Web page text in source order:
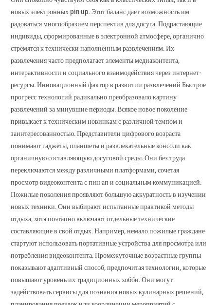
новых электронных pin up. Этот баланс дает возможность им
радоваться многообразием перспектив для досуга. Подрастающие
индивиды, сформированные в электронной атмосфере, органично
стремятся к технически наполненным развлечениям. Их
развлечения часто предполагает элементы медиаконтента,
интерактивности и социального взаимодействия через интернет-
ресурсы. Инновационный фактор в развитии развлечений Быстрое
прогресс технологий радикально преобразовало картину
развлечений за минувшие периоды. Всякое новое поколение
привыкает к техническим новинкам с различной темпом и
заинтересованностью. Представители цифрового возраста
понимают гаджеты, планшеты и развлекательные консоли как
органичную составляющую досуговой среды. Они без труда
переключаются между различными платформами, сочетая
просмотр видеоконтента с пин ап и социальным коммуникацией.
Пожилые поколения проявляют большую аккуратность в изучении
новых техники. Они выбирают испытанные практикой методы
отдыха, хотя поэтапно включают отдельные технические
составляющие в свой отдых. Например, немало пожилые граждане
стартуют использовать портативные устройства для просмотра или
потребления видеоконтента. Промежуточные возрастные группы
показывают адаптивный способ, предпочитая технологии, которые
повышают уровень их традиционных хобби. Они могут
задействовать сервисы для познания новых кулинарных решений,